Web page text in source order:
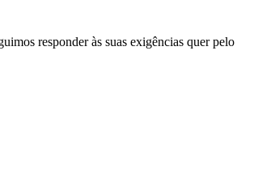
responder às suas exigências quer pelo